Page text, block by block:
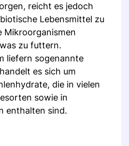
reicht es jedoch
Lebensmittel zu
Mikroorganismen
zu futtern.
liefern sogenannte
es sich um
die in vielen
sowie in
enthalten sind.